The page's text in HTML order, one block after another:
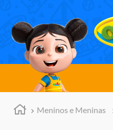
Meninos e Meninas
TERMOS MAIS BUSCADOS
meninos
marvel legends
master of the universe